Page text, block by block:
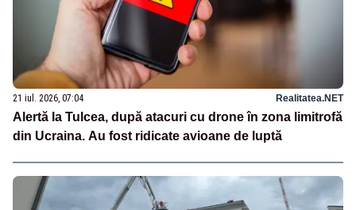
21 iul. 2026, 07:04 Realitatea.NET
Alertă la Tulcea, după atacuri cu drone în zona limitrofă
din Ucraina. Au fost ridicate avioane de luptă